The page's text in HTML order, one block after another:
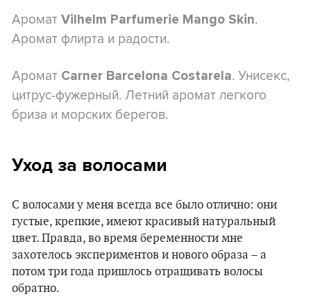
Аромат Vilhelm Parfumerie Mango Skin.
Аромат флирта и радости.
Аромат Carner Barcelona Costarela. Унисекс,
цитрус-фужерный. Летний аромат легкого
бриза и морских берегов.
Уход за волосами
С волосами у меня всегда все было отлично: они
густые, крепкие, имеют красивый натуральный
цвет. Правда, во время беременности мне
захотелось экспериментов и нового образа – а
потом три года пришлось отращивать волосы
обратно.